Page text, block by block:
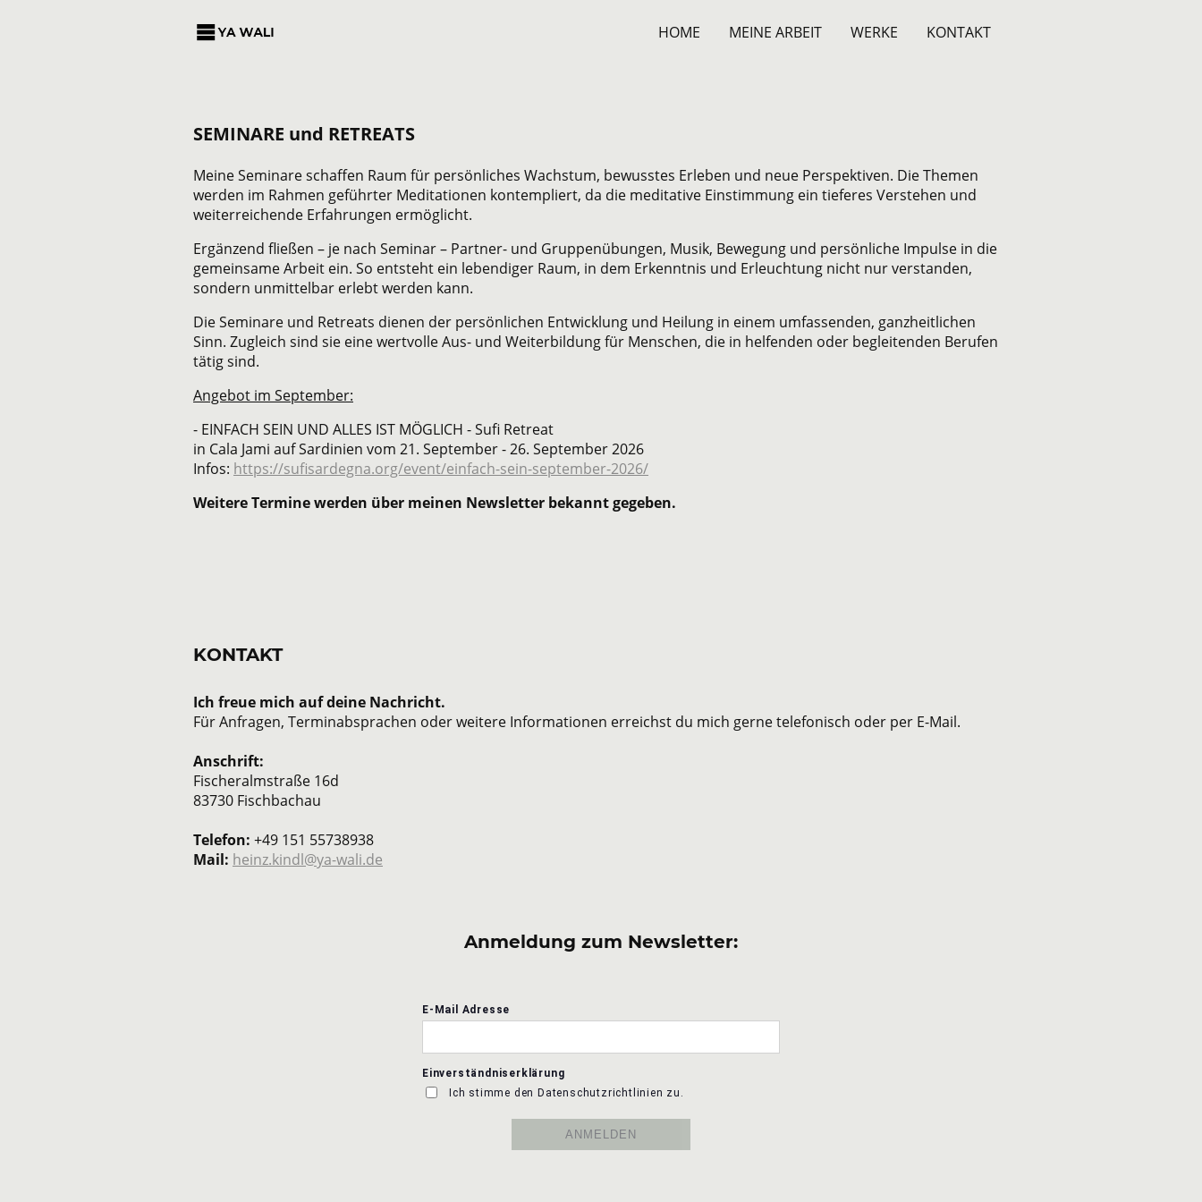
HOME MEINE ARBEIT WERKE KONTAKT
SEMINARE und RETREATS
Meine Seminare schaffen Raum für persönliches Wachstum, bewusstes Erleben und neue Perspektiven. Die Themen
werden im Rahmen geführter Meditationen kontempliert, da die meditative Einstimmung ein tieferes Verstehen und
weiterreichende Erfahrungen ermöglicht.
Ergänzend fließen – je nach Seminar – Partner- und Gruppenübungen, Musik, Bewegung und persönliche Impulse in die
gemeinsame Arbeit ein. So entsteht ein lebendiger Raum, in dem Erkenntnis und Erleuchtung nicht nur verstanden,
sondern unmittelbar erlebt werden kann.
Die Seminare und Retreats dienen der persönlichen Entwicklung und Heilung in einem umfassenden, ganzheitlichen
Sinn. Zugleich sind sie eine wertvolle Aus- und Weiterbildung für Menschen, die in helfenden oder begleitenden Berufen
tätig sind.
Angebot im September:
- EINFACH SEIN UND ALLES IST MÖGLICH - Sufi Retreat
in Cala Jami auf Sardinien vom 21. September - 26. September 2026
Infos: https://sufisardegna.org/event/einfach-sein-september-2026/
Weitere Termine werden über meinen Newsletter bekannt gegeben.
KONTAKT
Ich freue mich auf deine Nachricht.
Für Anfragen, Terminabsprachen oder weitere Informationen erreichst du mich gerne telefonisch oder per E-Mail.
Anschrift:
Fischeralmstraße 16d
83730 Fischbachau
Telefon: +49 151 55738938
Mail: heinz.kindl@ya-wali.de
Anmeldung zum Newsletter: